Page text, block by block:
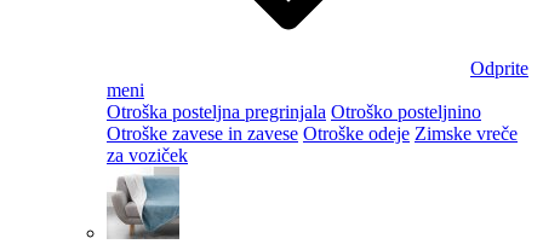
Odprite
meni
Otroška posteljna pregrinjala Otroško posteljnino
Otroške zavese in zavese Otroške odeje Zimske vreče
za voziček